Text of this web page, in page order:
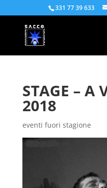
331 77 39 633
STAGE – A
2018
eventi fuori stagione